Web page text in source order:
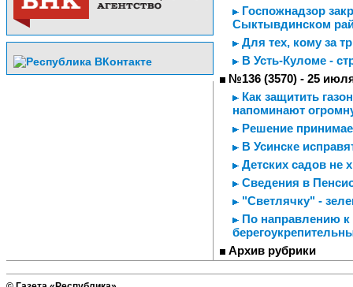
Госпожнадзор
Сыктывдинском
Для тех, кому за
В Усть-Куломе -
№136 (3570) - 25
Как защитить
напоминают
Решение
В Усинске
Детских садов не
Сведения в
"Светлячку" -
По направлению к
Архив рубрики